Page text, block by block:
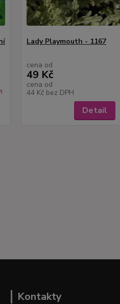
Lady Playmouth - 1167
cena od
49 Kč
cena od
44 Kč bez DPH
Detail
Kontakty